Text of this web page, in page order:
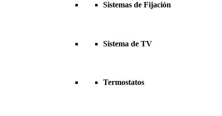
Sistemas de Fijación
Sistema de TV
Termostatos